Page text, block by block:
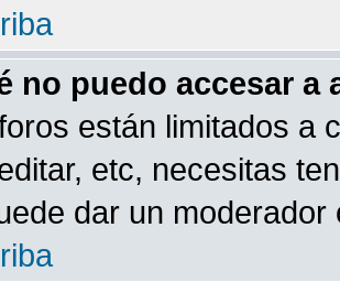
no puedo accesar a
están limitados a
etc, necesitas
dar un